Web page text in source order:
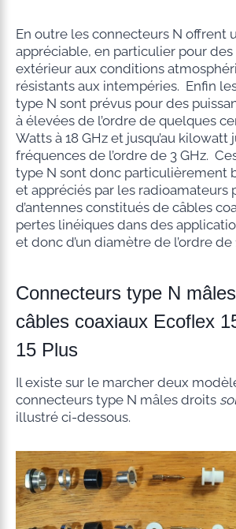
En outre les connecteurs N offrent
appréciable, en particulier pour
extérieur aux conditions
résistants aux intempéries. Enfin
type N sont prévus pour des
à élevées de l’ordre de quelques
Watts à 18 GHz et jusqu’au kilowatt
fréquences de l’ordre de 3 GHz.
type N sont donc particulièrement
et appréciés par les radioamateurs
d’antennes constitués de câbles
pertes linéiques dans des
et donc d’un diamètre de l’ordre de
Connecteurs type N
câbles coaxiaux Ecoflex
15 Plus
Il existe sur le marcher deux
connecteurs type N mâles droits
illustré ci-dessous.